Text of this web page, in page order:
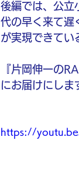
後編では、公立
代の早く来て遅
が実現できてい
『片岡伸一の
にお届けにしま
https://